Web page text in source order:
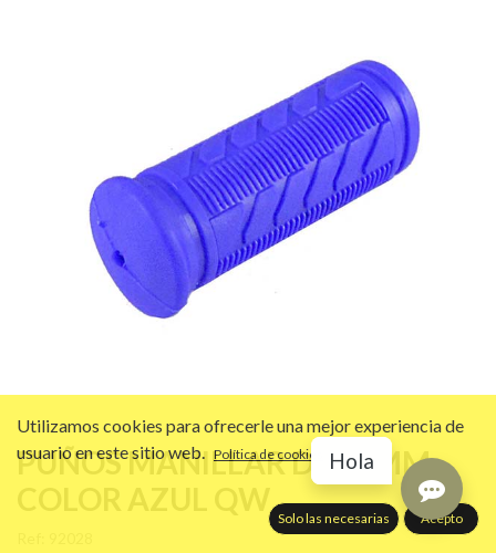
PUÑOS MANILLAR DE 82MM
Utilizamos cookies para ofrecerle una mejor experiencia de
usuario en este sitio web. Política de cookies
Solo las necesarias Acepto
Hola